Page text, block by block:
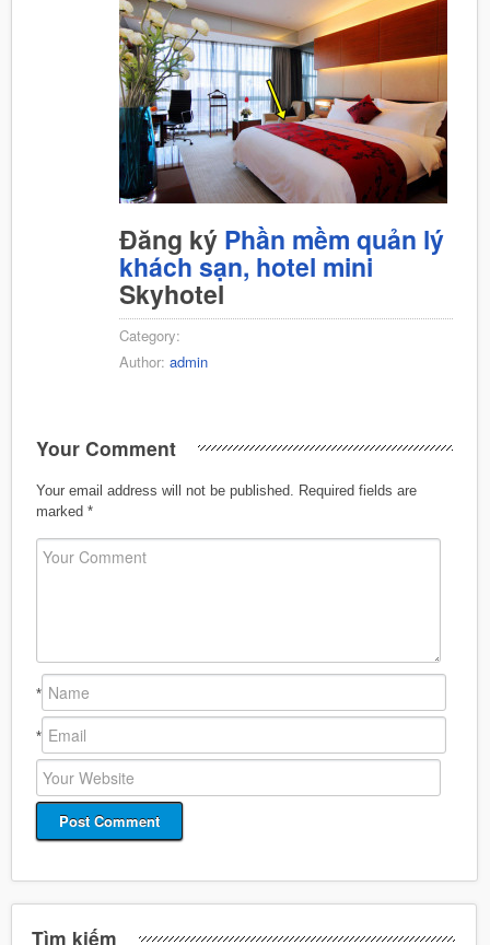
Đăng ký Phần mềm quản lý
khách sạn, hotel mini
Skyhotel
Category:
Author: admin
Your Comment
Your email address will not be published.
Required fields are
marked *
*
*
Tìm kiếm